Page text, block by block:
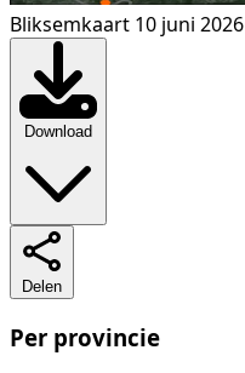
Bliksemkaart 10 juni 2026
Download
Delen
Per provincie